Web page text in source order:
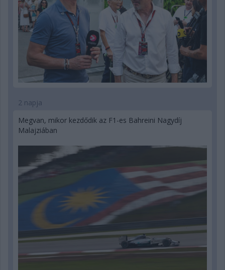
2 napja
Megvan, mikor kezdődik az F1-es Bahreini Nagydíj
Malajziában